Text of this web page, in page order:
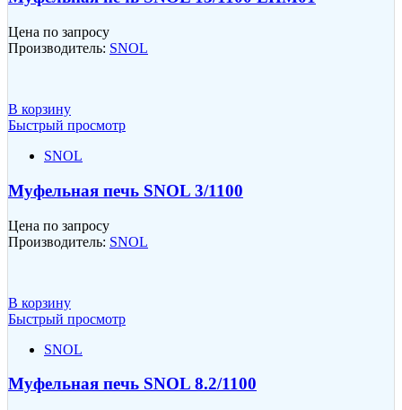
Цена по запросу
Производитель: SNOL
В корзину
Быстрый просмотр
SNOL
Муфельная печь SNOL 3/1100
Цена по запросу
Производитель: SNOL
В корзину
Быстрый просмотр
SNOL
Муфельная печь SNOL 8.2/1100